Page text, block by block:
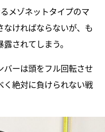
メゾネットタイプのマ
なければならないが、も
されてしまう。
ーは頭をフル回転させ
く絶対に負けられない戦